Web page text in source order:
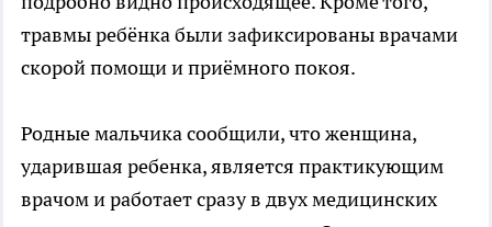
травмы ребёнка были зафиксированы врачами
скорой помощи и приёмного покоя.
Родные мальчика сообщили, что женщина,
ударившая ребенка, является практикующим
врачом и работает сразу в двух медицинских